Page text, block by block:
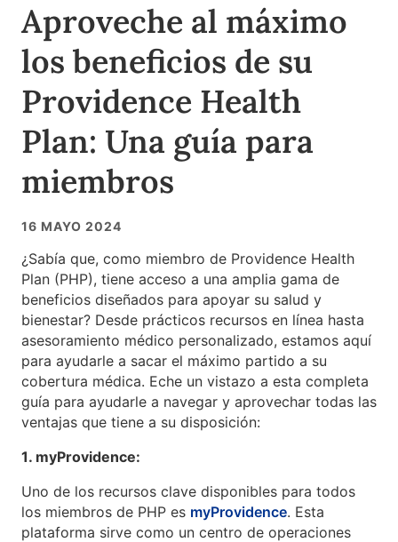
Aproveche al máximo
los beneficios de su
Providence Health
Plan: Una guía para
miembros
16 MAYO 2024
¿Sabía que, como miembro de Providence Health
Plan (PHP), tiene acceso a una amplia gama de
beneficios diseñados para apoyar su salud y
bienestar? Desde prácticos recursos en línea hasta
asesoramiento médico personalizado, estamos aquí
para ayudarle a sacar el máximo partido a su
cobertura médica. Eche un vistazo a esta completa
guía para ayudarle a navegar y aprovechar todas las
ventajas que tiene a su disposición:
1. myProvidence:
Uno de los recursos clave disponibles para todos
los miembros de PHP es myProvidence. Esta
plataforma sirve como un centro de operaciones